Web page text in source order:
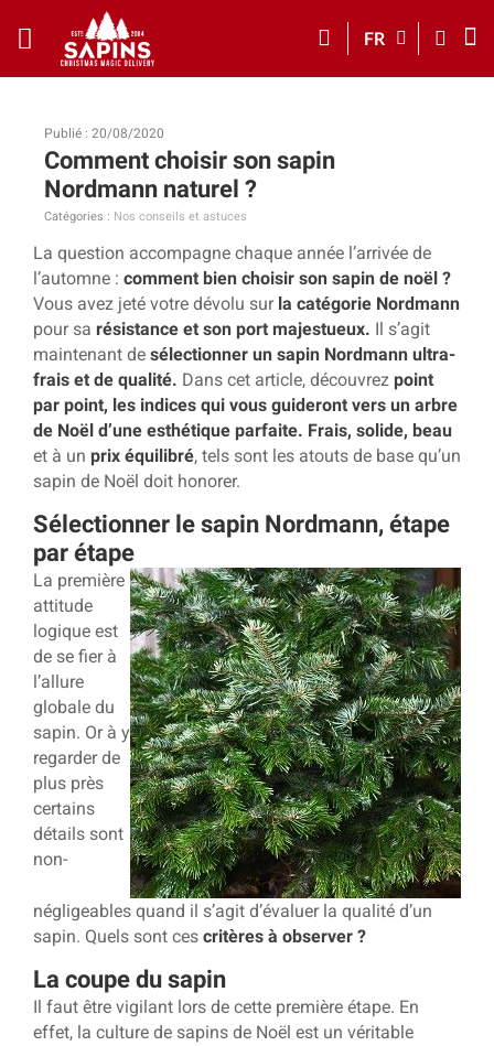
FR
Publié : 20/08/2020
Comment choisir son sapin
Nordmann naturel ?
Catégories : Nos conseils et astuces
La question accompagne chaque année l’arrivée de
l’automne : comment bien choisir son sapin de noël ?
Vous avez jeté votre dévolu surla catégorie Nordmann
pour sa résistance et son port majestueux. Il s’agit
maintenant de sélectionner un sapin Nordmann ultra-
frais et de qualité. Dans cet article, découvrez point
par point, les indices qui vous guideront vers un arbre
de Noël d’une esthétique parfaite. Frais, solide, beau
et à un prix équilibré, tels sont les atouts de base qu’un
sapin de Noël doit honorer.
Sélectionner le sapin Nordmann, étape
par étape
La première
attitude
logique est
de se fier à
l’allure
globale du
sapin. Or à y
regarder de
plus près
certains
détails sont
non-
négligeables quand il s’agit d’évaluer la qualité d’un
sapin. Quels sont ces critères à observer ?
La coupe du sapin
Il faut être vigilant lors de cette première étape. En
effet, la culture de sapins de Noël est un véritable